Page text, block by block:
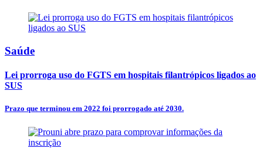
Saúde
Lei prorroga uso do FGTS em hospitais filantrópicos ligados ao
SUS
Prazo que terminou em 2022 foi prorrogado até 2030.